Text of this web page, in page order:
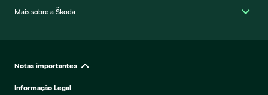
Mais sobre a Škoda
Notas importantes
Informação Legal